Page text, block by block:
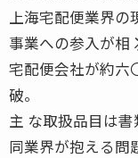
上海宅配便業界
事業への参入が相
宅配便会社が約六
破。
主 な取扱品目は書
同業界が抱える問